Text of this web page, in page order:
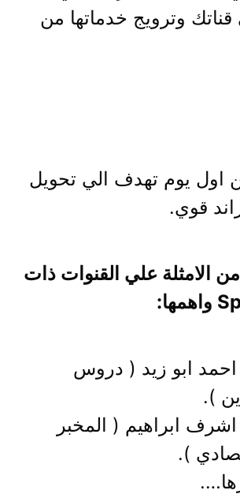
قناتك وترويج خدماتها من
يوم تهدف الي تحويل
قوي.
من الامثلة علي القنوات ذات
احمد ابو زيد ( دروس
).
اشرف ابراهيم ( المخبر
).